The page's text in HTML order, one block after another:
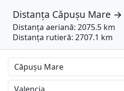
Distanța Căpușu Mare →
Distanța aeriană: 2075.5 km
Distanța rutieră: 2707.1 km